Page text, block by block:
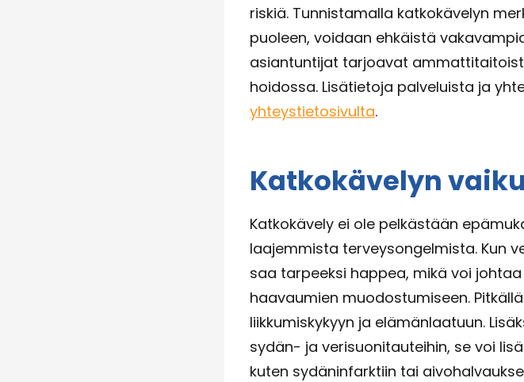
riskiä. Tunnistamalla katkokävelyn
puoleen, voidaan ehkäistä
asiantuntijat tarjoavat
hoidossa. Lisätietoja palveluista ja
yhteystietosivulta.
Katkokävelyn
Katkokävely ei ole pelkästään
laajemmista terveysongelmista. Kun
saa tarpeeksi happea, mikä voi
haavaumien muodostumiseen.
liikkumiskykyyn ja elämänlaatuun.
sydän- ja verisuonitauteihin, se voi
kuten sydäninfarktiin tai